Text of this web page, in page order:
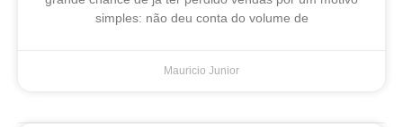
simples: não deu conta do volume de
Mauricio Junior